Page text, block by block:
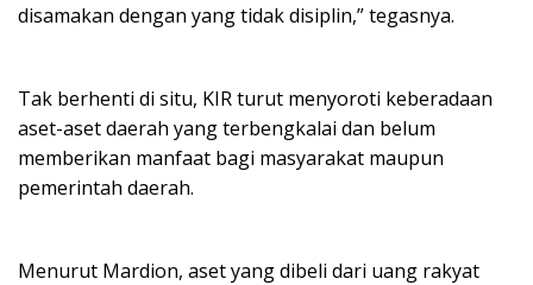
disamakan dengan yang tidak disiplin,” tegasnya.
Tak berhenti di situ, KIR turut menyoroti keberadaan
aset-aset daerah yang terbengkalai dan belum
memberikan manfaat bagi masyarakat maupun
pemerintah daerah.
Menurut Mardion, aset yang dibeli dari uang rakyat